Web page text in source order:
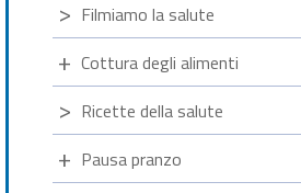
Filmiamo la salute
Cottura degli alimenti
Ricette della salute
Pausa pranzo